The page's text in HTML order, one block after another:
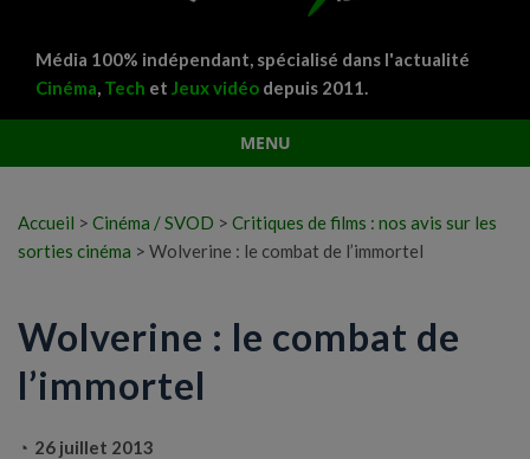
Média 100% indépendant, spécialisé dans l'actualité
Cinéma, Tech et Jeux vidéo depuis 2011.
MENU
Accueil > Cinéma / SVOD > Critiques de films : nos avis sur les
sorties cinéma > Wolverine : le combat de l’immortel
Wolverine : le combat de
l’immortel
26 juillet 2013